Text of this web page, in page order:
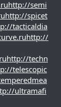
http://semi
http://spicet
tacticaldia
http://
http://techn
telescopic
ultramafi